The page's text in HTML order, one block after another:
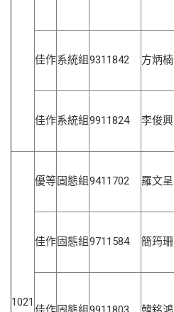
佳作系統組9311842 方炳楠
佳作系統組9911824 李俊興
1021
優等 固態組9411702 羅文呈
佳作 固態組9711584 簡筠珊